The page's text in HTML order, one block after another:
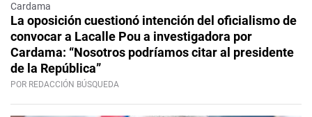
Cardama
La oposición cuestionó intención del oficialismo de
convocar a Lacalle Pou a investigadora por
Cardama: “Nosotros podríamos citar al presidente
de la República”
POR REDACCIÓN BÚSQUEDA